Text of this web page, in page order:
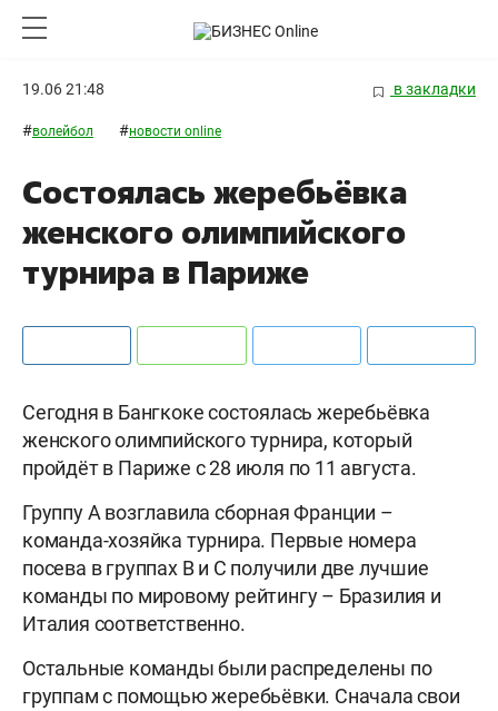
19.06 21:48 в закладки
#волейбол #новости online
Состоялась жеребьёвка
женского олимпийского
турнира в Париже
Сегодня в Бангкоке состоялась жеребьёвка
женского олимпийского турнира, который
пройдёт в Париже с 28 июля по 11 августа.
Группу А возглавила сборная Франции –
команда-хозяйка турнира. Первые номера
посева в группах B и С получили две лучшие
команды по мировому рейтингу – Бразилия и
Италия соответственно.
Остальные команды были распределены по
группам с помощью жеребьёвки. Сначала свои